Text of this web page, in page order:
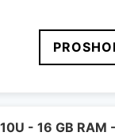
- 16 GB RAM